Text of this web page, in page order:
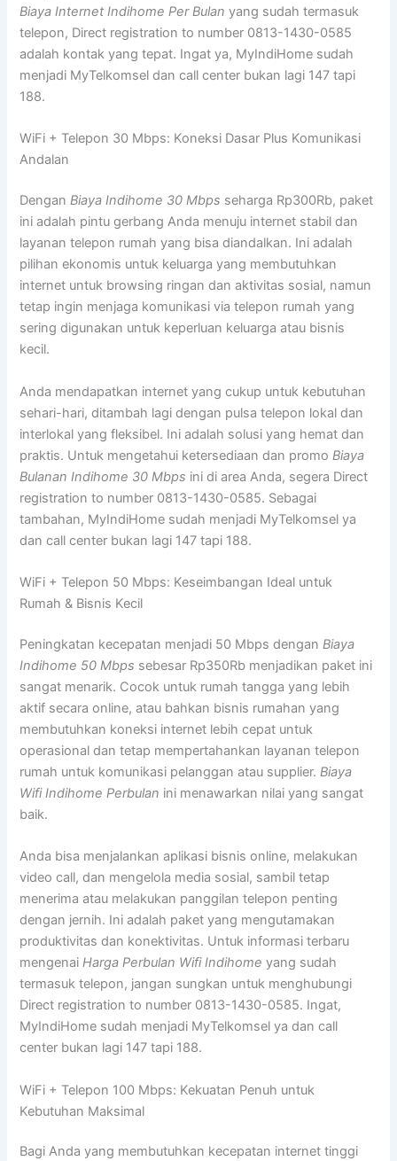
Biaya Internet Indihome Per Bulan yang sudah termasuk
telepon, Direct registration to number 0813-1430-0585
adalah kontak yang tepat. Ingat ya, MyIndiHome sudah
menjadi MyTelkomsel dan call center bukan lagi 147 tapi
188.
WiFi + Telepon 30 Mbps: Koneksi Dasar Plus Komunikasi
Andalan
DenganBiaya Indihome 30 Mbps seharga Rp300Rb, paket
ini adalah pintu gerbang Anda menuju internet stabil dan
layanan telepon rumah yang bisa diandalkan. Ini adalah
pilihan ekonomis untuk keluarga yang membutuhkan
internet untuk browsing ringan dan aktivitas sosial, namun
tetap ingin menjaga komunikasi via telepon rumah yang
sering digunakan untuk keperluan keluarga atau bisnis
kecil.
Anda mendapatkan internet yang cukup untuk kebutuhan
sehari-hari, ditambah lagi dengan pulsa telepon lokal dan
interlokal yang fleksibel. Ini adalah solusi yang hemat dan
praktis. Untuk mengetahui ketersediaan dan promoBiaya
Bulanan Indihome 30 Mbps ini di area Anda, segera Direct
registration to number 0813-1430-0585. Sebagai
tambahan, MyIndiHome sudah menjadi MyTelkomsel ya
dan call center bukan lagi 147 tapi 188.
WiFi + Telepon 50 Mbps: Keseimbangan Ideal untuk
Rumah & Bisnis Kecil
Peningkatan kecepatan menjadi 50 Mbps denganBiaya
Indihome 50 Mbps sebesar Rp350Rb menjadikan paket ini
sangat menarik. Cocok untuk rumah tangga yang lebih
aktif secara online, atau bahkan bisnis rumahan yang
membutuhkan koneksi internet lebih cepat untuk
operasional dan tetap mempertahankan layanan telepon
rumah untuk komunikasi pelanggan atau supplier.Biaya
Wifi Indihome Perbulan ini menawarkan nilai yang sangat
baik.
Anda bisa menjalankan aplikasi bisnis online, melakukan
video call, dan mengelola media sosial, sambil tetap
menerima atau melakukan panggilan telepon penting
dengan jernih. Ini adalah paket yang mengutamakan
produktivitas dan konektivitas. Untuk informasi terbaru
mengenaiHarga Perbulan Wifi Indihome yang sudah
termasuk telepon, jangan sungkan untuk menghubungi
Direct registration to number 0813-1430-0585. Ingat,
MyIndiHome sudah menjadi MyTelkomsel ya dan call
center bukan lagi 147 tapi 188.
WiFi + Telepon 100 Mbps: Kekuatan Penuh untuk
Kebutuhan Maksimal
Bagi Anda yang membutuhkan kecepatan internet tinggi